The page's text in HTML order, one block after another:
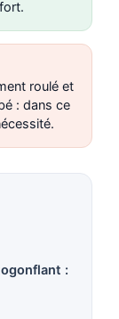
roulé et
: dans ce
: